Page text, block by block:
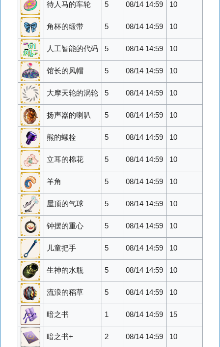
待人马的车轮 5 08/14 14:59 10
角杯的缎带 5 08/14 14:59 10
人工智能的代码 5 08/14 14:59 10
馆长的风帽 5 08/14 14:59 10
大摩天轮的涡轮 5 08/14 14:59 10
扬声器的喇叭 5 08/14 14:59 10
熊的螺栓 5 08/14 14:59 10
立耳的棉花 5 08/14 14:59 10
羊角 5 08/14 14:59 10
屋顶的气球 5 08/14 14:59 10
钟摆的重心 5 08/14 14:59 10
儿童把手 5 08/14 14:59 10
生神的水瓶 5 08/14 14:59 10
流浪的稻草 5 08/14 14:59 10
暗之书 1 08/14 14:59 15
暗之书+ 2 08/14 14:59 10